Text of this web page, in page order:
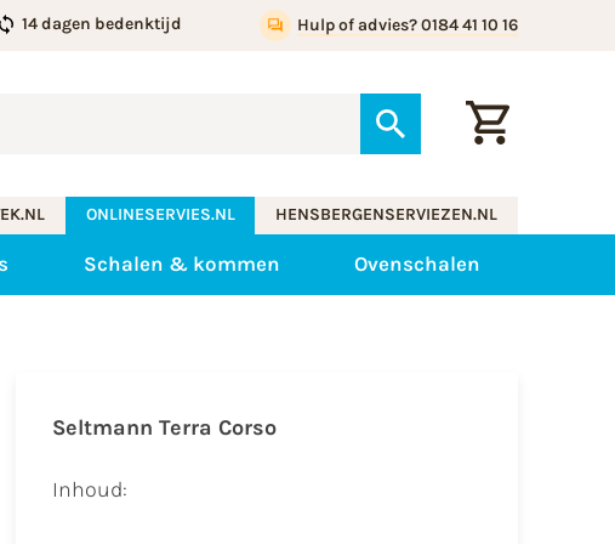
14 dagen bedenktijd Hulp of advies? 0184 41 10 16
ONLINESERVIES.NL HENSBERGENSERVIEZEN.NL
Schalen & kommen Ovenschalen
Seltmann Terra Corso
Inhoud: